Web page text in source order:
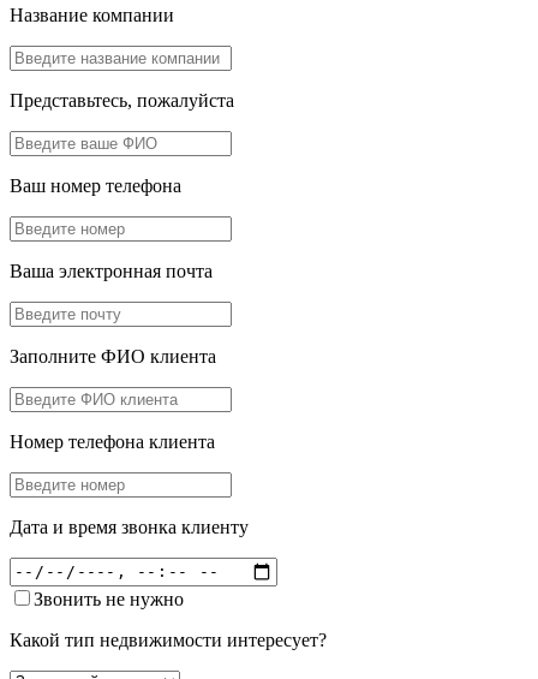
Название компании
Представьтесь, пожалуйста
Ваш номер телефона
Ваша электронная почта
Заполните ФИО клиента
Номер телефона клиента
Дата и время звонка клиенту
Звонить не нужно
Какой тип недвижимости интересует?